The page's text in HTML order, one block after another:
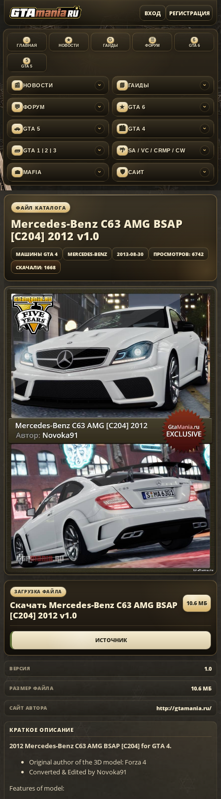
ВХОД РЕГИСТРАЦИЯ
⌂
ГЛАВНАЯ
★
НОВОСТИ
G
ГАЙДЫ
☰
ФОРУМ
6
GTA 6
5
GTA 5
📰 НОВОСТИ › 📘 ГАЙДЫ ›
💬 ФОРУМ › ★ GTA 6 ›
🚗 GTA 5 › 🏙 GTA 4 ›
🧱 GTA 1 | 2 | 3 › 🌴 SA / VC / CRMP / CW ›
💼 MAFIA › 🛡 САЙТ ›
ФАЙЛ КАТАЛОГА
Mercedes-Benz C63 AMG BSAP
[C204] 2012 v1.0
МАШИНЫ GTA 4 MERCEDES-BENZ 2013-08-30
ПРОСМОТРОВ: 6742
СКАЧАЛИ: 1668
ЗАГРУЗКА ФАЙЛА
Скачать Mercedes-Benz C63 AMG BSAP
[C204] 2012 v1.0
10.6 МБ
ИСТОЧНИК
ВЕРСИЯ 1.0
РАЗМЕР ФАЙЛА 10.6 МБ
САЙТ АВТОРА http://gtamania.ru/
КРАТКОЕ ОПИСАНИЕ
2012 Mercedes-Benz C63 AMG BSAP [C204] for GTA 4.
Original author of the 3D model: Forza 4
Converted & Edited by Novoka91
Features of model: